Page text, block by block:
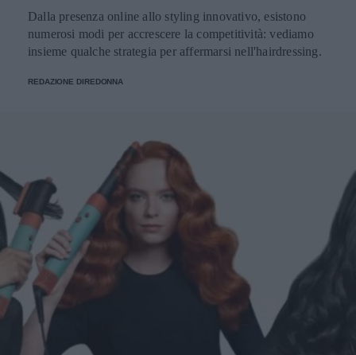
Dalla presenza online allo styling innovativo, esistono
numerosi modi per accrescere la competitività: vediamo
insieme qualche strategia per affermarsi nell'hairdressing.
REDAZIONE DIREDONNA